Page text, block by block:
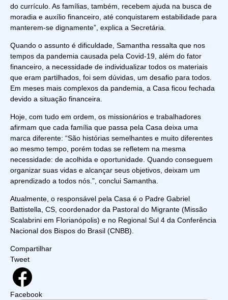
do currículo. As famílias, também, recebem ajuda na busca de
moradia e auxílio financeiro, até conquistarem estabilidade para
manterem-se dignamente”, explica a Secretária.
Quando o assunto é dificuldade, Samantha ressalta que nos
tempos da pandemia causada pela Covid-19, além do fator
financeiro, a necessidade de individualizar todos os materiais
que eram partilhados, foi sem dúvidas, um desafio para todos.
Em meses mais complexos da pandemia, a Casa ficou fechada
devido a situação financeira.
Hoje, com tudo em ordem, os missionários e trabalhadores
afirmam que cada família que passa pela Casa deixa uma
marca diferente: “São histórias semelhantes e muito diferentes
ao mesmo tempo, porém todas se refletem na mesma
necessidade: de acolhida e oportunidade. Quando conseguem
organizar suas vidas e alcançar seus objetivos, deixam um
aprendizado a todos nós.”, conclui Samantha.
Atualmente, o responsável pela Casa é o Padre Gabriel
Battistella, CS, coordenador da Pastoral do Migrante (Missão
Scalabrini em Florianópolis) e no Regional Sul 4 da Conferência
Nacional dos Bispos do Brasil (CNBB).
Compartilhar
Tweet
Facebook